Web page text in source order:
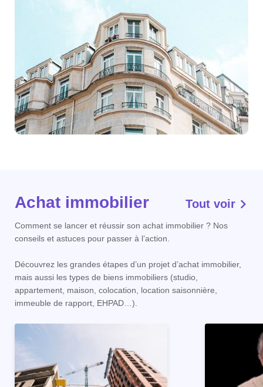
Achat immobilier Tout voir
Comment se lancer et réussir son achat immobilier ? Nos
conseils et astuces pour passer à l’action.
Découvrez les grandes étapes d’un projet d’achat immobilier,
mais aussi les types de biens immobiliers (studio,
appartement, maison, colocation, location saisonnière,
immeuble de rapport, EHPAD…).